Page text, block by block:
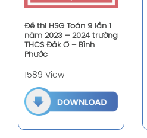
Đề thi HSG Toán 9 lần 1
năm 2023 – 2024 trường
THCS Đắk Ơ – Bình
Phước
1589 View